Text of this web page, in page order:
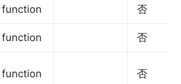
function 否
function 否
function 否